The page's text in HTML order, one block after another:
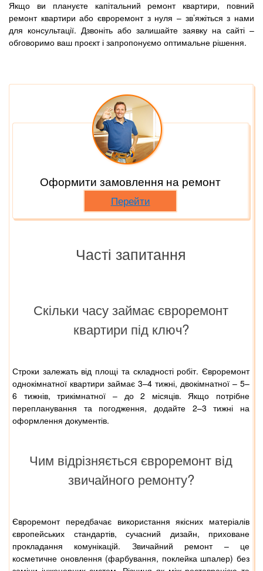
Якщо ви плануєте капітальний ремонт квартири, повний
ремонт квартири або євроремонт з нуля – зв’яжіться з нами
для консультації. Дзвоніть або залишайте заявку на сайті –
обговоримо ваш проєкт і запропонуємо оптимальне рішення.
Оформити замовлення на ремонт
Перейти
Часті запитання
Скільки часу займає євроремонт
квартири під ключ?
Строки залежать від площі та складності робіт. Євроремонт
однокімнатної квартири займає 3–4 тижні, двокімнатної – 5–
6 тижнів, трикімнатної – до 2 місяців. Якщо потрібне
перепланування та погодження, додайте 2–3 тижні на
оформлення документів.
Чим відрізняється євроремонт від
звичайного ремонту?
Євроремонт передбачає використання якісних матеріалів
європейських стандартів, сучасний дизайн, приховане
прокладання комунікацій. Звичайний ремонт – це
косметичне оновлення (фарбування, поклейка шпалер) без